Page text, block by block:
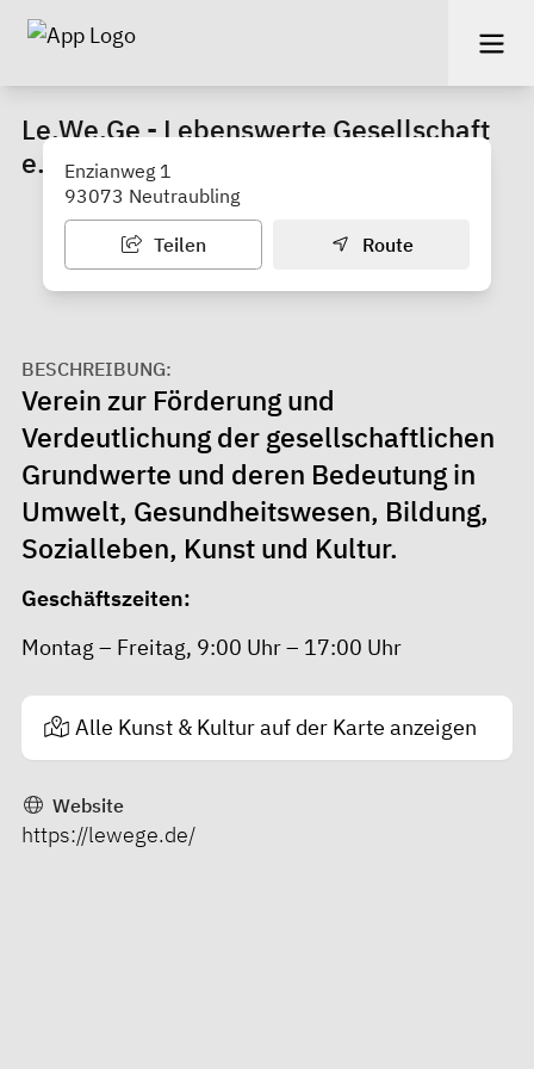
Le.We.Ge - Lebenswerte Gesellschaft
e. V. Regensburg
Enzianweg 1
93073 Neutraubling
Teilen Route
BESCHREIBUNG:
Verein zur Förderung und
Verdeutlichung der gesellschaftlichen
Grundwerte und deren Bedeutung in
Umwelt, Gesundheitswesen, Bildung,
Sozialleben, Kunst und Kultur.
Geschäftszeiten:
Montag – Freitag, 9:00 Uhr – 17:00 Uhr
Alle Kunst & Kultur auf der Karte anzeigen
Website
https://lewege.de/